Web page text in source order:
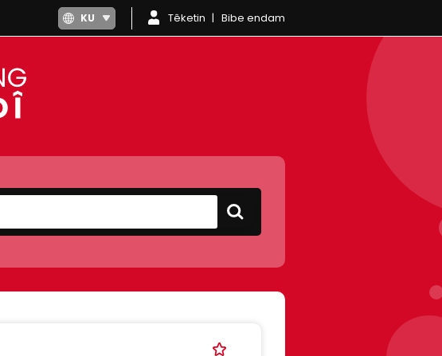
KU Têketin Bibe endam